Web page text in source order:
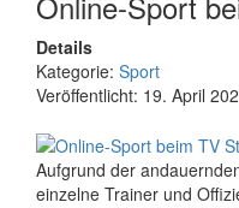
Details
Kategorie: Sport
Veröffentlicht: 19. April
Aufgrund der
einzelne Trainer und